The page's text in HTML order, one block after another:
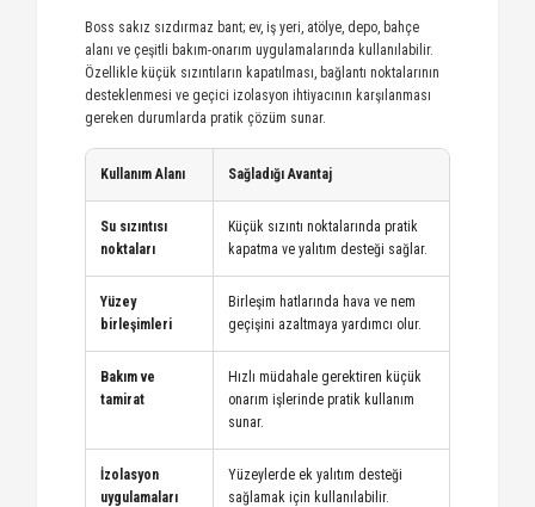
Boss sakız sızdırmaz bant; ev, iş yeri, atölye, depo, bahçe
alanı ve çeşitli bakım-onarım uygulamalarında kullanılabilir.
Özellikle küçük sızıntıların kapatılması, bağlantı noktalarının
desteklenmesi ve geçici izolasyon ihtiyacının karşılanması
gereken durumlarda pratik çözüm sunar.
Kullanım Alanı Sağladığı Avantaj
Su sızıntısı
noktaları
Küçük sızıntı noktalarında pratik
kapatma ve yalıtım desteği sağlar.
Yüzey
birleşimleri
Birleşim hatlarında hava ve nem
geçişini azaltmaya yardımcı olur.
Bakım ve
tamirat
Hızlı müdahale gerektiren küçük
onarım işlerinde pratik kullanım
sunar.
İzolasyon
uygulamaları
Yüzeylerde ek yalıtım desteği
sağlamak için kullanılabilir.